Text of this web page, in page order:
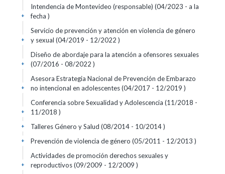
Intendencia de Montevideo (responsable) (04/2023 - a la
fecha )
+
Servicio de prevención y atención en violencia de género
y sexual (04/2019 - 12/2022 )
+
Diseño de abordaje para la atención a ofensores sexuales
(07/2016 - 08/2022 )
+
Asesora Estrategia Nacional de Prevención de Embarazo
no intencional en adolescentes (04/2017 - 12/2019 )
+
Conferencia sobre Sexualidad y Adolescencia (11/2018 -
11/2018 )
+
Talleres Género y Salud (08/2014 - 10/2014 )
+
Prevención de violencia de género (05/2011 - 12/2013 )
+
Actividades de promoción derechos sexuales y
reproductivos (09/2009 - 12/2009 )
+